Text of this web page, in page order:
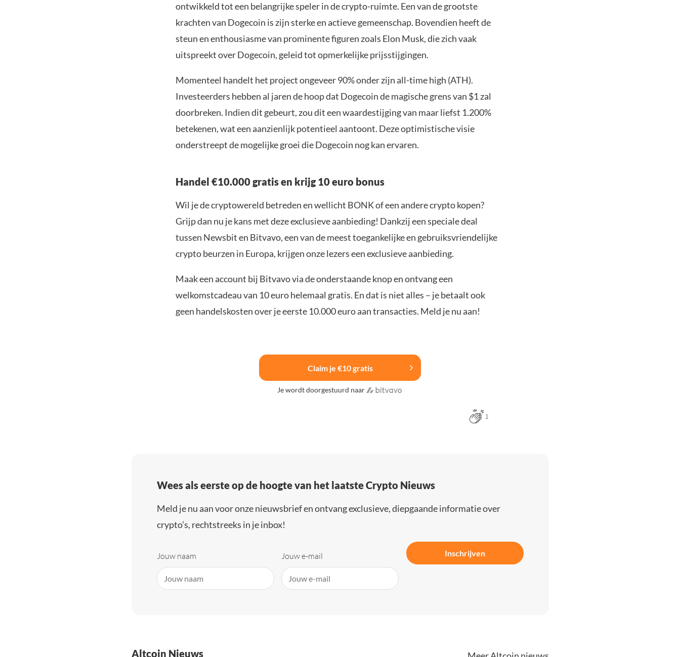
ontwikkeld tot een belangrijke speler in de crypto-ruimte. Een van de grootste
krachten van Dogecoin is zijn sterke en actieve gemeenschap. Bovendien heeft de
steun en enthousiasme van prominente figuren zoals Elon Musk, die zich vaak
uitspreekt over Dogecoin, geleid tot opmerkelijke prijsstijgingen.
Momenteel handelt het project ongeveer 90% onder zijn all-time high (ATH).
Investeerders hebben al jaren de hoop dat Dogecoin de magische grens van $1 zal
doorbreken. Indien dit gebeurt, zou dit een waardestijging van maar liefst 1.200%
betekenen, wat een aanzienlijk potentieel aantoont. Deze optimistische visie
onderstreept de mogelijke groei die Dogecoin nog kan ervaren.
Handel €10.000 gratis en krijg 10 euro bonus
Wil je de cryptowereld betreden en wellicht BONK of een andere crypto kopen?
Grijp dan nu je kans met deze exclusieve aanbieding! Dankzij een speciale deal
tussen Newsbit en Bitvavo, een van de meest toegankelijke en gebruiksvriendelijke
crypto beurzen in Europa, krijgen onze lezers een exclusieve aanbieding.
Maak een account bij Bitvavo via de onderstaande knop en ontvang een
welkomstcadeau van 10 euro helemaal gratis. En dat is niet alles – je betaalt ook
geen handelskosten over je eerste 10.000 euro aan transacties. Meld je nu aan!
Claim je €10 gratis
Je wordt doorgestuurd naar
1
Wees als eerste op de hoogte van het laatste Crypto Nieuws
Meld je nu aan voor onze nieuwsbrief en ontvang exclusieve, diepgaande informatie over
crypto’s, rechtstreeks in je inbox!
Jouw naam Jouw e-mail Inschrijven
Altcoin Nieuws